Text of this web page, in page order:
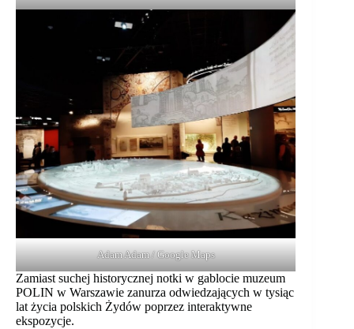
Adam Adam / Google Maps
Zamiast suchej historycznej notki w gablocie muzeum
POLIN w Warszawie zanurza odwiedzających w tysiąc
lat życia polskich Żydów poprzez interaktywne
ekspozycje.